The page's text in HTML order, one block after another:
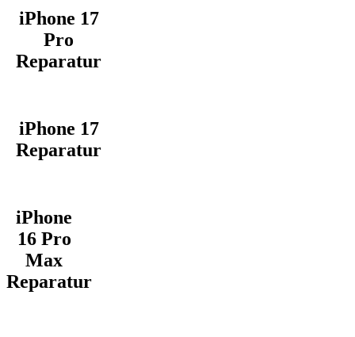
iPhone 17
Pro
Reparatur
iPhone 17
Reparatur
iPhone
16 Pro
Max
Reparatur